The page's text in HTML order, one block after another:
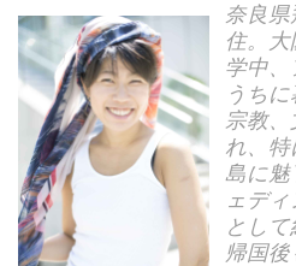
奈良
住。
学中、
うち
宗教
れ、特
島に
ェデ
として
帰国後